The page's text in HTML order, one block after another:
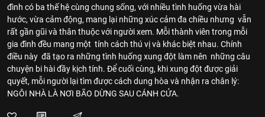
đình có ba thế hệ cùng chung sống, với nhiều tình huống vừa hài
hước, vừa cảm động, mang lại những xúc cảm đa chiều nhưng vẫn
rất gần gũi và thân thuộc với người xem. Mỗi thành viên trong mỗi
gia đình đều mang một tính cách thú vị và khác biệt nhau. Chính
điều này đã tạo ra những tình huống xung đột làm nên những câu
chuyện bi hài đầy kịch tính. Để cuối cùng, khi xung đột được giải
quyết, mỗi người lại tìm được cách dung hòa và nhận ra chân lý:
NGÔI NHÀ LÀ NƠI BÃO DỪNG SAU CÁNH CỬA.